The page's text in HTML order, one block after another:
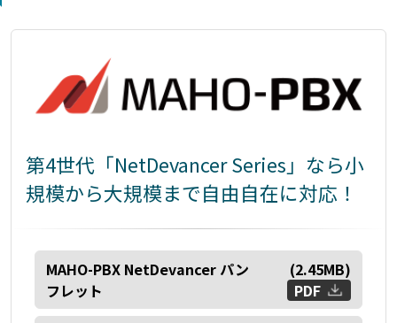
第4世代「NetDevancer Series」なら小
規模から大規模まで自由自在に対応！
MAHO-PBX NetDevancer パン
フレット
(2.45MB)
PDF